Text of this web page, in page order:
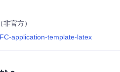
官方）
application-template-latex